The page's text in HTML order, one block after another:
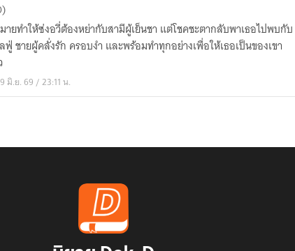
ายทำให้ซ่งอวี่ต้องหย่ากับสามีผู้เย็นชา แต่โชคชะตากลับพาเธอไปพบกับ
ฟู่ ชายผู้คลั่งรัก ครอบงำ และพร้อมทำทุกอย่างเพื่อให้เธอเป็นของเขา
มิ.ย. 69 / 23:11 น.